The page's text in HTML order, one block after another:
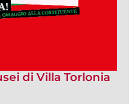
di Villa Torlonia